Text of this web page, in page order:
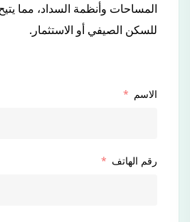
المساحات وأنظمة السداد، مما
للسكن الصيفي أو الاستثمار.
الاسم
رقم الهاتف